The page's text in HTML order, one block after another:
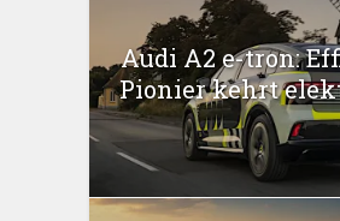
Audi A2 e-tron:
Pionier kehrt